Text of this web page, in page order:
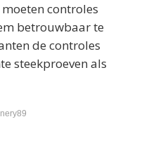
controles
betrouwbaar te
de controles
steekproeven als